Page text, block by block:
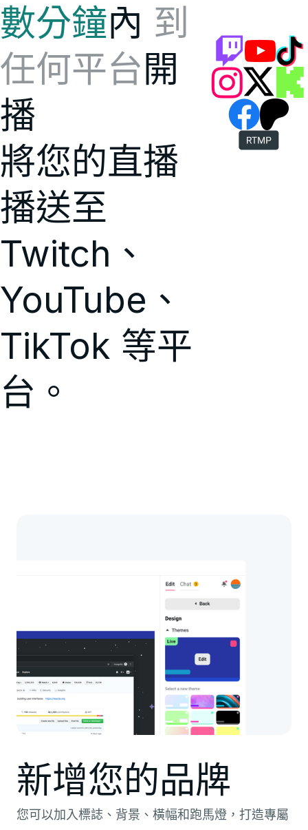
數分鐘內 到
任何平台開
播
將您的直播
播送至
Twitch、
YouTube、
TikTok 等平
台。
新增您的品牌
您可以加入標誌、背景、橫幅和跑馬燈，打造專屬